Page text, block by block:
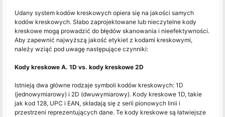
Udany system kodów kreskowych opiera się na jakości samych
kodów kreskowych. Słabo zaprojektowane lub nieczytelne kody
kreskowe mogą prowadzić do błędów skanowania i nieefektywności.
Aby zapewnić najwyższą jakość etykiet z kodami kreskowymi,
należy wziąć pod uwagę następujące czynniki:
Kody kreskowe A. 1D vs. kody kreskowe 2D
Istnieją dwa główne rodzaje symboli kodów kreskowych: 1D
(jednowymiarowy) i 2D (dwuwymiarowy). Kody kreskowe 1D, takie
jak kod 128, UPC i EAN, składają się z serii pionowych linii i
przestrzeni reprezentujących dane. Te kody kreskowe są łatwiejsze